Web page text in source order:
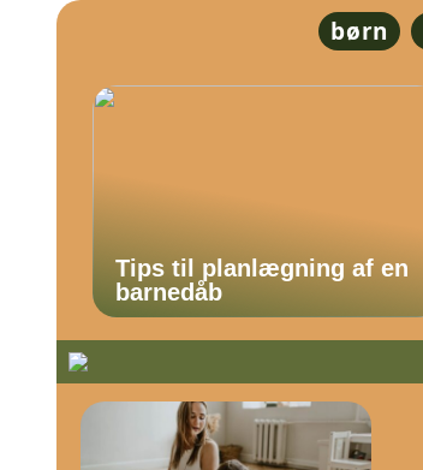
børn
Tips til planlægning af en
barnedåb